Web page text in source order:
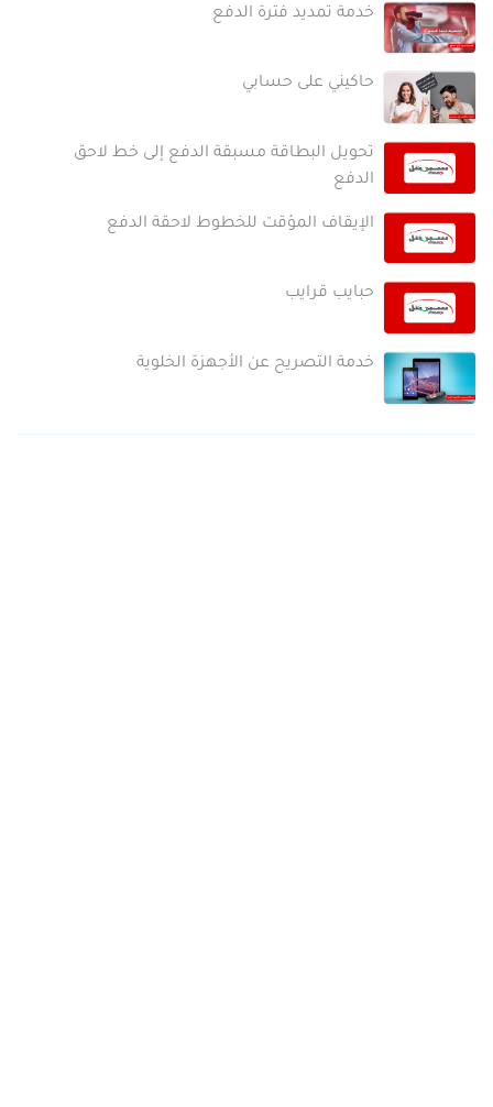
خدمة تمديد فترة الدفع
حاكيني على حسابي
تحويل البطاقة مسبقة الدفع إلى خط لاحق
الدفع
الإيقاف المؤقت للخطوط لاحقة الدفع
حبايب قرايب
خدمة التصريح عن الأجهزة الخلوية